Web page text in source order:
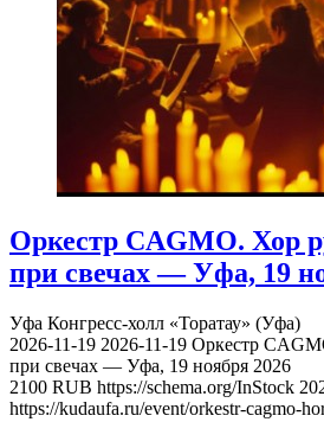
Оркестр CAGMO. Хор
при свечах — Уфа, 19
Уфа Конгресс-холл «Торатау» (Уфа)
2026-11-19 2026-11-19 Оркестр
при свечах — Уфа, 19 ноября 2026
2100 RUB https://schema.org/InStock
https://kudaufa.ru/event/orkestr-cagmo-